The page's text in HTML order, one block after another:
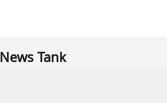
News Tank